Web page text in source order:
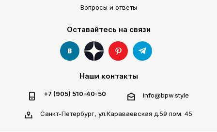
Вопросы и ответы
Оставайтесь на связи
Наши контакты
+7 (905) 510-40-50 info@bpw.style
Санкт-Петербург, ул.Караваевская д.59 пом. 45